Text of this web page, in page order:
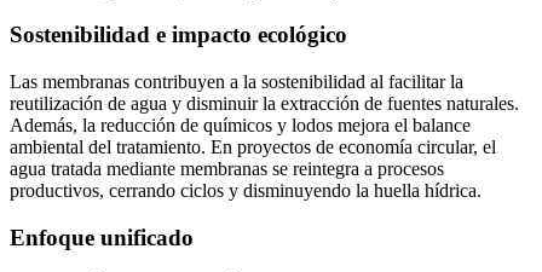
Sostenibilidad e impacto ecológico
Las membranas contribuyen a la sostenibilidad al facilitar la
reutilización de agua y disminuir la extracción de fuentes naturales.
Además, la reducción de químicos y lodos mejora el balance
ambiental del tratamiento. En proyectos de economía circular, el
agua tratada mediante membranas se reintegra a procesos
productivos, cerrando ciclos y disminuyendo la huella hídrica.
Enfoque unificado